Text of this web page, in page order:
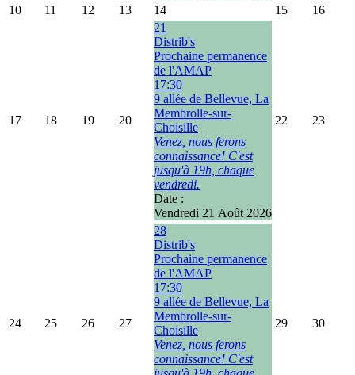
10 11 12 13 14 15 16
17 18 19 20
21
Distrib's
Prochaine permanence
de l'AMAP
17:30
9 allée de Bellevue, La
Membrolle-sur-
Choisille
Venez, nous ferons
connaissance! C'est
jusqu'à 19h, chaque
vendredi.
Date :
Vendredi 21 Août 2026
22 23
24 25 26 27
28
Distrib's
Prochaine permanence
de l'AMAP
17:30
9 allée de Bellevue, La
Membrolle-sur-
Choisille
Venez, nous ferons
connaissance! C'est
29 30